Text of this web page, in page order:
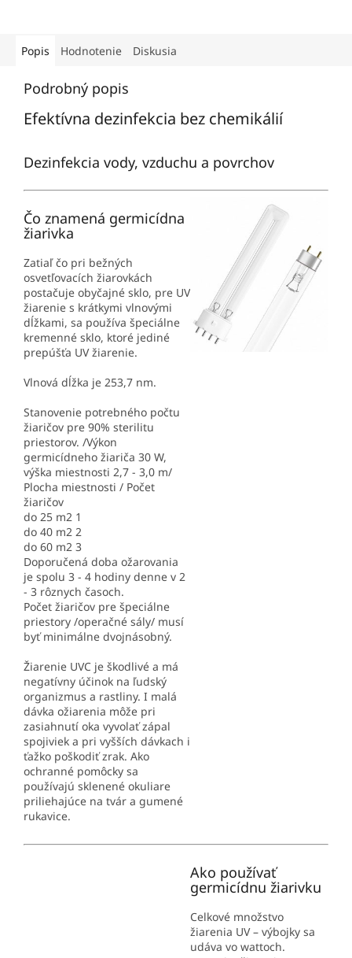
Popis Hodnotenie Diskusia
Podrobný popis
Efektívna dezinfekcia bez chemikálií
Dezinfekcia vody, vzduchu a povrchov
Čo znamená germicídna
žiarivka
Zatiaľ čo pri bežných
osvetľovacích žiarovkách
postačuje obyčajné sklo, pre UV
žiarenie s krátkymi vlnovými
dĺžkami, sa používa špeciálne
kremenné sklo, ktoré jediné
prepúšťa UV žiarenie.
Vlnová dĺžka je 253,7 nm.
Stanovenie potrebného počtu
žiaričov pre 90% sterilitu
priestorov. /Výkon
germicídneho žiariča 30 W,
výška miestnosti 2,7 - 3,0 m/
Plocha miestnosti / Počet
žiaričov
do 25 m2 1
do 40 m2 2
do 60 m2 3
Doporučená doba ožarovania
je spolu 3 - 4 hodiny denne v 2
- 3 rôznych časoch.
Počet žiaričov pre špeciálne
priestory /operačné sály/ musí
byť minimálne dvojnásobný.
Žiarenie UVC je škodlivé a má
negatívny účinok na ľudský
organizmus a rastliny. I malá
dávka ožiarenia môže pri
zasiahnutí oka vyvolať zápal
spojiviek a pri vyšších dávkach i
ťažko poškodiť zrak. Ako
ochranné pomôcky sa
používajú sklenené okuliare
priliehajúce na tvár a gumené
rukavice.
Ako používať
germicídnu žiarivku
Celkové množstvo
žiarenia UV – výbojky sa
udáva vo wattoch.